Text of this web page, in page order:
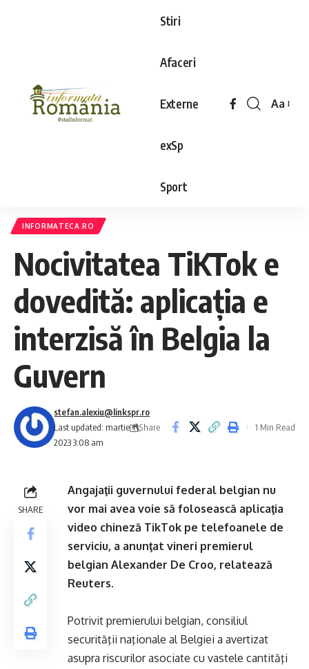
Stiri
Afaceri
Externe
exSp
Sport
Aa
INFORMATECA.RO
Nocivitatea TiKTok e
dovedită: aplicația e
interzisă în Belgia la
Guvern
Last updated: martie 11,
2023 3:08 am
stefan.alexiu@linkspr.ro
Share
1 Min Read
SHARE
Angajaţii guvernului federal belgian nu
vor mai avea voie să folosească aplicaţia
video chineză TikTok pe telefoanele de
serviciu, a anunţat vineri premierul
belgian Alexander De Croo, relatează
Reuters.
Potrivit premierului belgian, consiliul
securităţii naţionale al Belgiei a avertizat
asupra riscurilor asociate cu vastele cantităţi